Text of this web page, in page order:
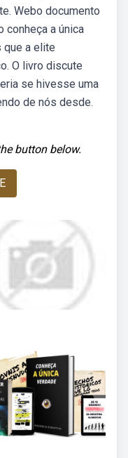
Webo documento
conheça a única
que a elite
O livro discute
se hivesse uma
de nós desde.
button below.